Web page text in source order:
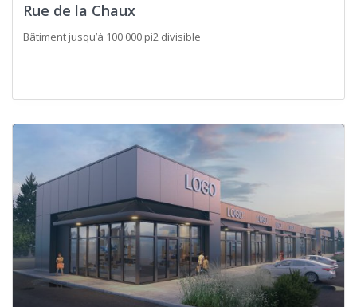
Rue de la Chaux
Bâtiment jusqu’à 100 000 pi2 divisible